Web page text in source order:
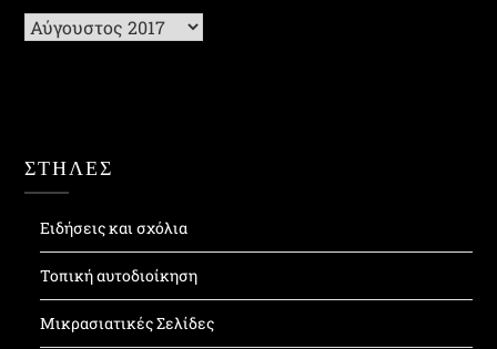
Ιστορικό
ΣΤΗΛΕΣ
Ειδήσεις και σχόλια
Τοπική αυτοδιοίκηση
Μικρασιατικές Σελίδες